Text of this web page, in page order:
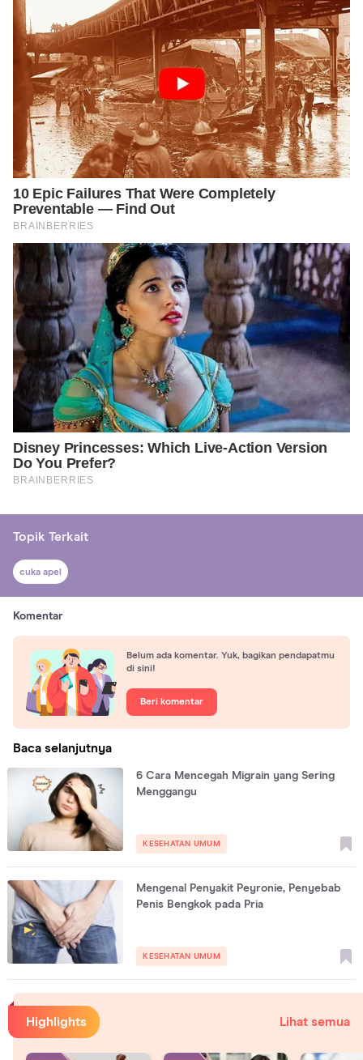
Topik Terkait
cuka apel
Komentar
Belum ada komentar. Yuk, bagikan pendapatmu
di sini!
Beri komentar
Baca selanjutnya
6 Cara Mencegah Migrain yang Sering
Menggangu
KESEHATAN UMUM
Mengenal Penyakit Peyronie, Penyebab
Penis Bengkok pada Pria
KESEHATAN UMUM
Highlights Lihat semua